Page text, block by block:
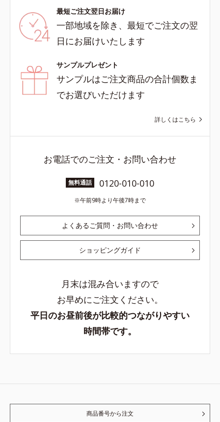
最短ご注文翌日お届け
一部地域を除き、最短でご注文の翌
日にお届けいたします
サンプルプレゼント
サンプルはご注文商品の合計個数ま
でお選びいただけます
詳しくはこちら
お電話でのご注文・お問い合わせ
無料通話 0120-010-010
午前9時より午後7時まで
よくあるご質問・お問い合わせ
ショッピングガイド
月末は混み合いますので
お早めにご注文ください。
平日のお昼前後が比較的つながりやすい
時間帯です。
商品番号から注文